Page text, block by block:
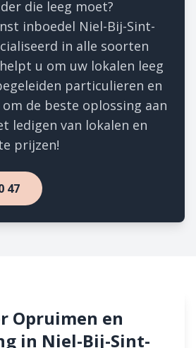
die leeg moet?
inboedel Niel-Bij-Sint-
in alle soorten
u om uw lokalen leeg
particulieren en
de beste oplossing aan
ledigen van lokalen en
prijzen!
47
Opruimen en
in Niel-Bij-Sint-